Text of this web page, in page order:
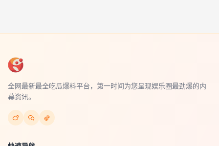
全网最新最全吃瓜爆料平台，第一时间为您呈现娱乐圈最劲爆的内
幕资讯。